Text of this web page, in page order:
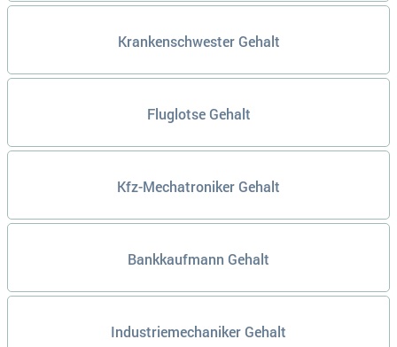
Krankenschwester Gehalt
Fluglotse Gehalt
Kfz-Mechatroniker Gehalt
Bankkaufmann Gehalt
Industriemechaniker Gehalt